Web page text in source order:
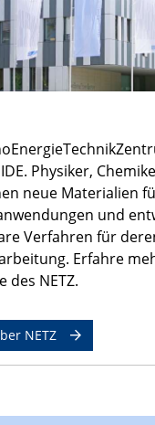
Physiker,
neue Materialien
und
Verfahren für
Erfahre
des NETZ.
NETZ